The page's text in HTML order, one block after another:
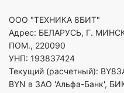
ООО "ТЕХНИКА 8БИТ"
Адрес: БЕЛАРУСЬ, Г.
ПОМ., 220090
УНП: 193837424
Текущий (расчетный):
BYN в ЗАО 'Альфа-Банк',